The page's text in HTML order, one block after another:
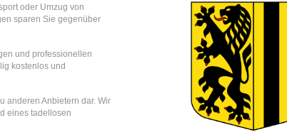
oder Umzug von
sparen Sie gegenüber
und professionellen
kostenlos und
anderen Anbietern dar. Wir
eines tadellosen